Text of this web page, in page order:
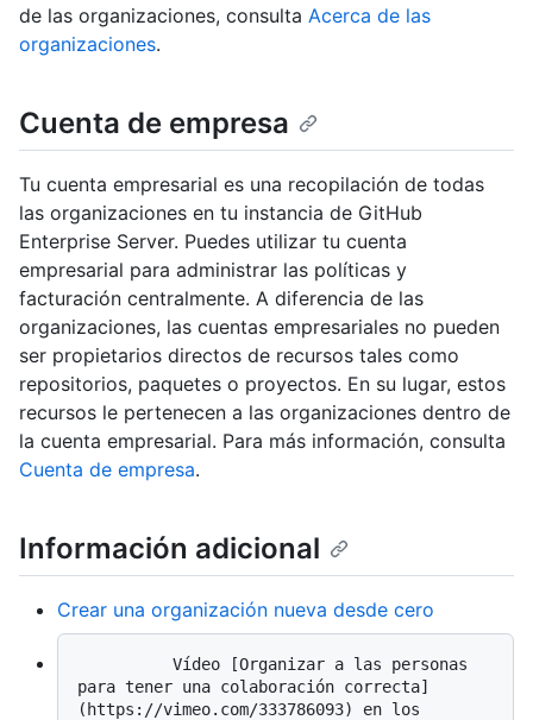
de las organizaciones, consulta Acerca de las
organizaciones.
Cuenta de empresa
Tu cuenta empresarial es una recopilación de todas
las organizaciones en tu instancia de GitHub
Enterprise Server. Puedes utilizar tu cuenta
empresarial para administrar las políticas y
facturación centralmente. A diferencia de las
organizaciones, las cuentas empresariales no pueden
ser propietarios directos de recursos tales como
repositorios, paquetes o proyectos. En su lugar, estos
recursos le pertenecen a las organizaciones dentro de
la cuenta empresarial. Para más información, consulta
Cuenta de empresa.
Información adicional
Crear una organización nueva desde cero
para tener una colaboración correcta]
(https://vimeo.com/333786093) en los